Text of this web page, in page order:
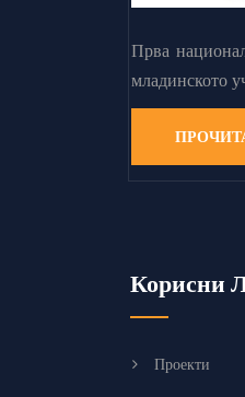
Прва
младинското
Корисни
Проекти